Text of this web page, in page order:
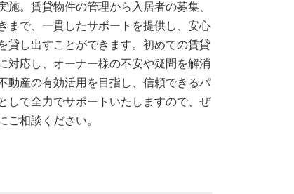
施。賃貸物件の管理から入居者の募集、
まで、一貫したサポートを提供し、安心
貸し出すことができます。初めての賃貸
対応し、オーナー様の不安や疑問を解消
動産の有効活用を目指し、信頼できるパ
して全力でサポートいたしますので、ぜ
ご相談ください。